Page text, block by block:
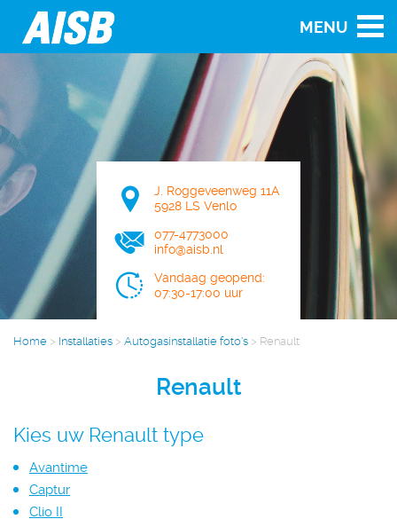
MENU
J. Roggeveenweg 11A
5928 LS Venlo
077-4773000
info@aisb.nl
Vandaag geopend:
07:30-17:00 uur
Home > Installaties > Autogasinstallatie foto's > Renault
Renault
Kies uw Renault type
Avantime
Captur
Clio II